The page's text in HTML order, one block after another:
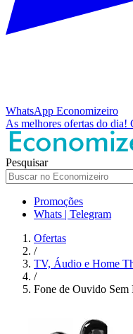
WhatsApp Economizeiro
As melhores ofertas do dia!
Pesquisar
Promoções
Whats | Telegram
Ofertas
/
TV, Áudio e Home
/
Fone de Ouvido